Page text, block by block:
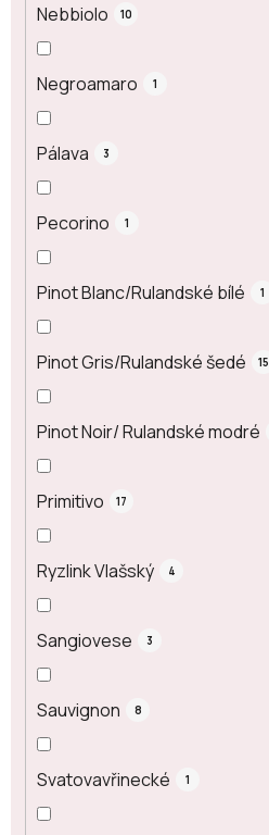
Nebbiolo 10
Negroamaro 1
Pálava 3
Pecorino 1
Pinot Blanc/Rulandské bílé 1
Pinot Gris/Rulandské šedé 15
Pinot Noir/ Rulandské modré
Primitivo 17
Ryzlink Vlašský 4
Sangiovese 3
Sauvignon 8
Svatovavřinecké 1